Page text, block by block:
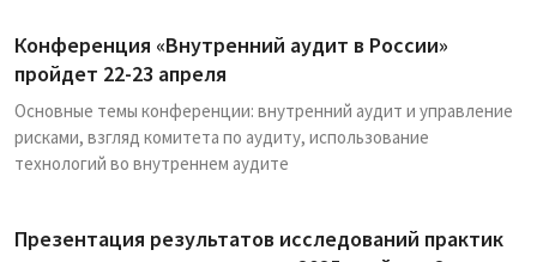
Конференция «Внутренний аудит в России»
пройдет 22-23 апреля
Основные темы конференции: внутренний аудит и управление
рисками, взгляд комитета по аудиту, использование
технологий во внутреннем аудите
Презентация результатов исследований практик